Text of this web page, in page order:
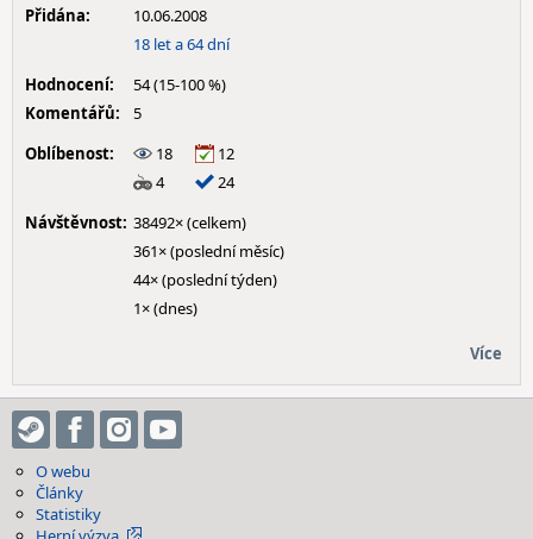
Přidána:
10.06.2008
18 let a 64 dní
Hodnocení:
54 (15-100 %)
Komentářů:
5
Oblíbenost:
18
12
4
24
Návštěvnost: 38492× (celkem)
361× (poslední měsíc)
44× (poslední týden)
1× (dnes)
Více
O webu
Články
Statistiky